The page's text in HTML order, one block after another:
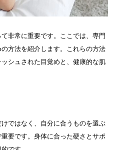
非常に重要です。ここでは、専門
方法を紹介します。これらの方法
シュされた目覚めと、健康的な肌
ではなく、自分に合うものを選ぶ
要です。身体に合った硬さとサポ